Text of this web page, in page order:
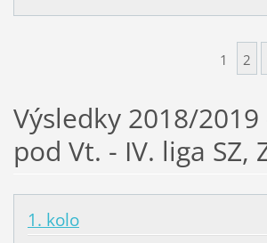
1 2
Výsledky 2018/
pod Vt. - IV. liga SZ,
1. kolo